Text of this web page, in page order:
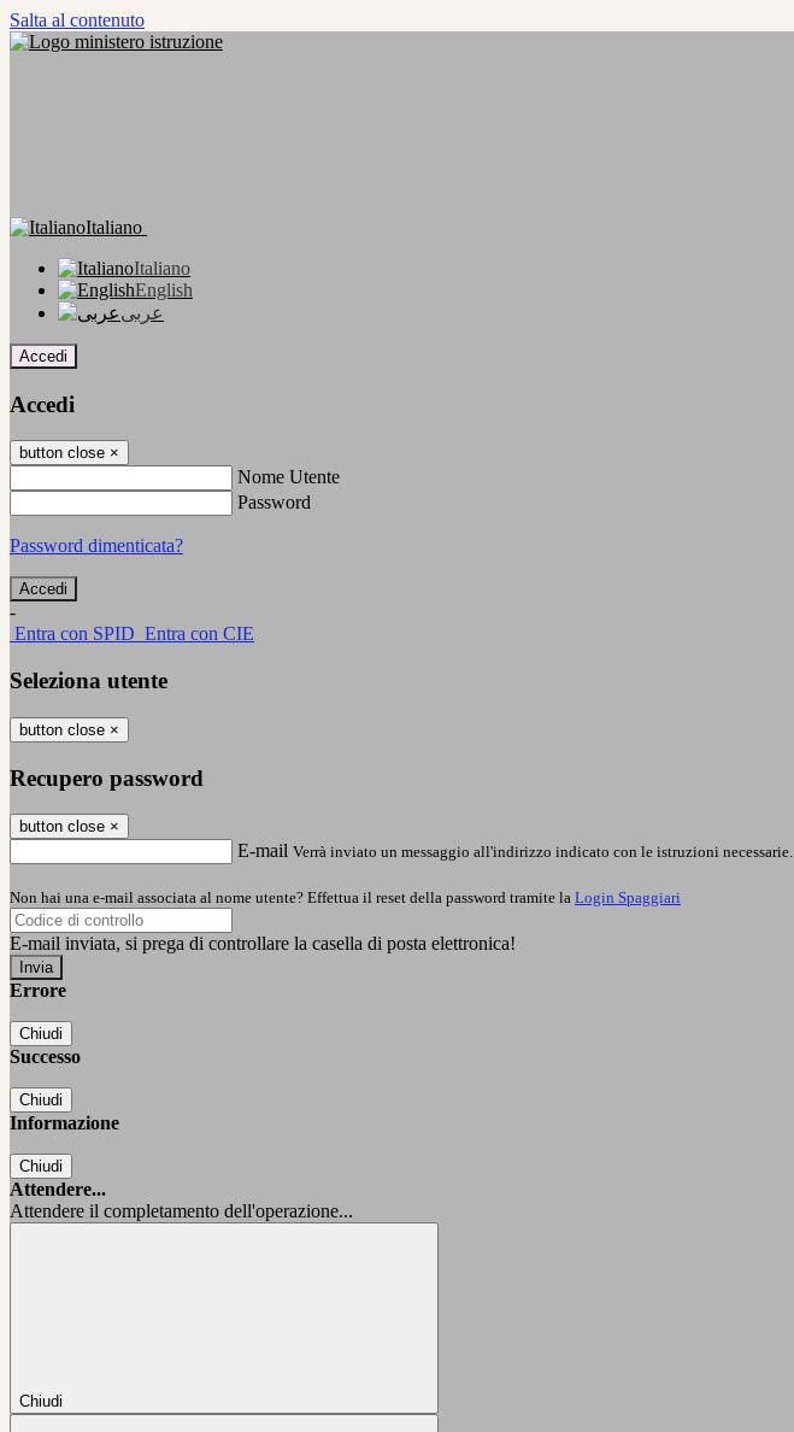
Salta al contenuto
Italiano
Italiano
English
عربى
Accedi
Accedi
button close ×
Nome Utente
Password
Password dimenticata?
-
Entra con SPID Entra con CIE
Seleziona utente
button close ×
Recupero password
button close ×
E-mail Verrà inviato un messaggio all'indirizzo indicato con le istruzioni necessarie.
Non hai una e-mail associata al nome utente? Effettua il reset della password tramite la Login Spaggiari
E-mail inviata, si prega di controllare la casella di posta elettronica!
Errore
Chiudi
Successo
Chiudi
Informazione
Chiudi
Attendere...
Attendere il completamento dell'operazione...
Chiudi